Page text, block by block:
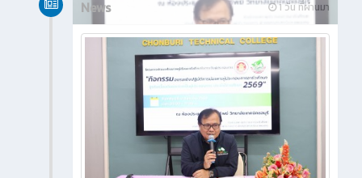
1 วัน ที่ผ่านมา
News